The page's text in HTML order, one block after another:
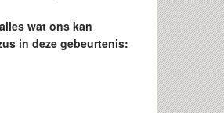
wat ons kan
in deze gebeurtenis: